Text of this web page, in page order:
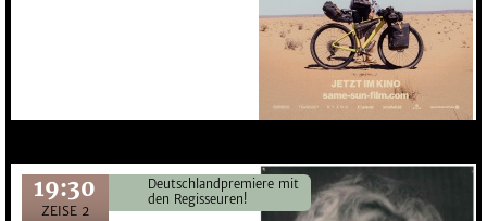
19:30
ZEISE 2
Deutschlandpremiere mit
den Regisseuren!